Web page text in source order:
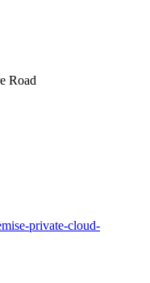
Road
private-cloud-